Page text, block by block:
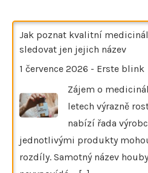
Jak poznat kvalitní
sledovat jen jejich název
1 července 2026 - Erste blink
Zájem o
letech výrazně
nabízí řada
jednotlivými produkty
rozdíly. Samotný název